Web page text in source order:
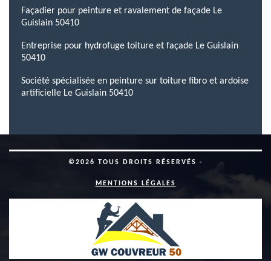
Façadier pour peinture et ravalement de façade Le
Guislain 50410
Entreprise pour hydrofuge toiture et façade Le Guislain
50410
Société spécialisée en peinture sur toiture fibro et ardoise
artificielle Le Guislain 50410
©2026 TOUS DROITS RÉSERVÉS -
MENTIONS LÉGALES